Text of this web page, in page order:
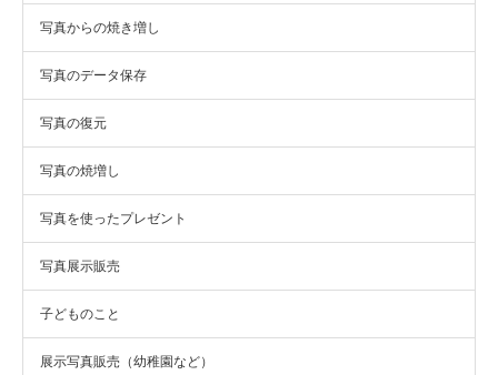
写真からの焼き増し
写真のデータ保存
写真の復元
写真の焼増し
写真を使ったプレゼント
写真展示販売
子どものこと
展示写真販売（幼稚園など）